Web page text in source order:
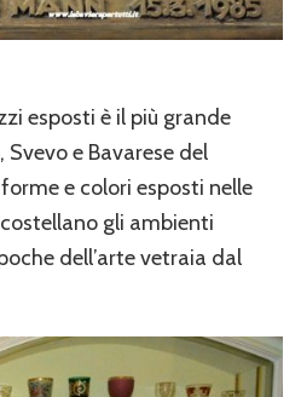
esposti è il più grande
e Bavarese del
e colori esposti nelle
gli ambienti
dell’arte vetraia dal